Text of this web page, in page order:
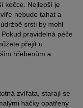
kočce. Nejlepší je
nebude tahat a
srsti by mohl
pravidelná péče
přejít u
hřebenům a
zvířata, starají se
háčky opatřený